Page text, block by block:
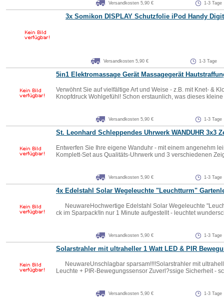
Versandkosten 5,90 € 1-3 Tage
3x Somikon DISPLAY Schutzfolie iPod Handy
Versandkosten 5,90 € 1-3 Tage
5in1 Elektromassage Gerät Massagegerät
Verwöhnt Sie auf vielfältige Art und Weise - z.B. mit Knet- &
Knopfdruck Wohlgefühl! Schon erstaunlich, was dieses
Versandkosten 5,90 € 1-3 Tage
St. Leonhard Schleppendes Uhrwerk WANDUHR 3x3
Entwerfen Sie Ihre eigene Wanduhr - mit einem angenehm
Komplett-Set aus Qualitäts-Uhrwerk und 3 verschiedenen
Versandkosten 5,90 € 1-3 Tage
4x Edelstahl Solar Wegeleuchte "Leuchtturm"
NeuwareHochwertige Edelstahl Solar Wegeleuchte
ck im Sparpack!In nur 1 Minute aufgestellt - leuchtet
Versandkosten 5,90 € 1-3 Tage
Solarstrahler mit ultraheller 1 Watt LED & PIR
NeuwareUnschlagbar sparsam!!!!Solarstrahler mit
Leuchte + PIR-Bewegungssensor Zuverl?ssige Sicherheit -
Versandkosten 5,90 € 1-3 Tage